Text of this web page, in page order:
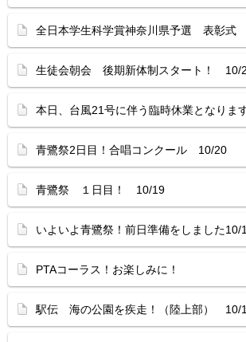
全日本学生科学賞神奈川県予選 表彰式
生徒会朝会 後期新体制スタート！ 10/
本日、台風21号に伴う臨時休業となりま
青鷺祭2日目！合唱コンクール 10/20
青鷺祭 １日目！ 10/19
いよいよ青鷺祭！前日準備をしました10/
PTAコーラス！お楽しみに！
駅伝 海の公園を疾走！（陸上部） 10/